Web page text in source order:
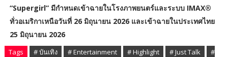
“Supergirl” มีกำหนดเข้าฉายในโรงภาพยนตร์และระบบ IMAX®
ทั่วอเมริกาเหนือวันที่ 26 มิถุนายน 2026 และเข้าฉายในประเทศไทย
25 มิถุนายน 2026
Tags # บันเทิง # Entertainment # Highlight # Just Talk
#